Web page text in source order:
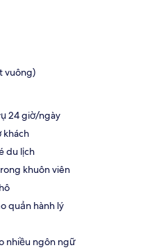
vuông)
24 giờ/ngày
khách
du lịch
khuôn viên
quản hành lý
nhiều ngôn ngữ